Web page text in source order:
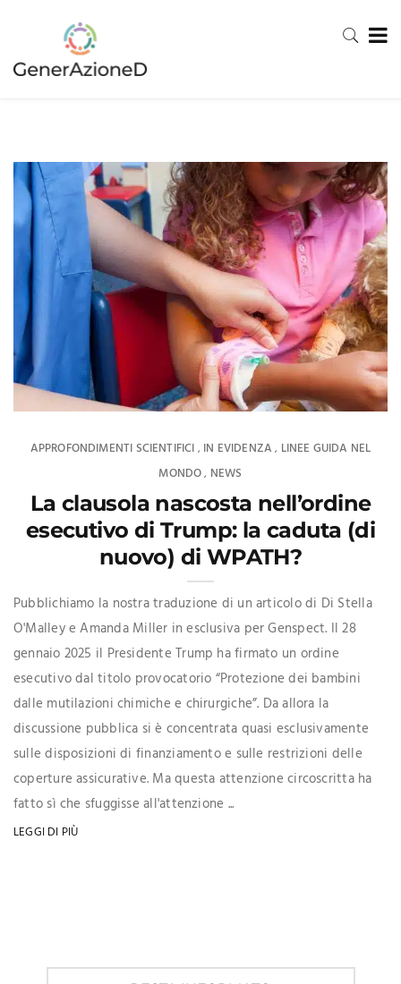
APPROFONDIMENTI SCIENTIFICI , IN EVIDENZA , LINEE GUIDA NEL
MONDO, NEWS
La clausola nascosta nell’ordine
esecutivo di Trump: la caduta (di
nuovo) di WPATH?
Pubblichiamo la nostra traduzione di un articolo di Di Stella
O'Malley e Amanda Miller in esclusiva per Genspect. Il 28
gennaio 2025 il Presidente Trump ha firmato un ordine
esecutivo dal titolo provocatorio “Protezione dei bambini
dalle mutilazioni chimiche e chirurgiche”. Da allora la
discussione pubblica si è concentrata quasi esclusivamente
sulle disposizioni di finanziamento e sulle restrizioni delle
coperture assicurative. Ma questa attenzione circoscritta ha
fatto sì che sfuggisse all'attenzione ...
LEGGI DI PIÙ